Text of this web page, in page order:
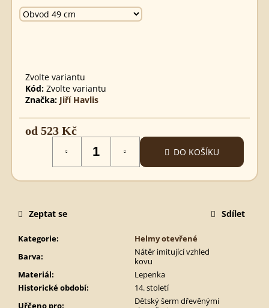
Zvolte variantu
Kód: Zvolte variantu
Značka: Jiří Havlis
od 523 Kč
DO KOŠÍKU
Kategorie:
Helmy otevřené
Barva:
Nátěr imitující vzhled
kovu
Materiál:
Lepenka
Historické období:
14. století
Uřčeno pro:
Dětský šerm dřevěnými
Zeptat se Sdílet
SPARTSKÝ